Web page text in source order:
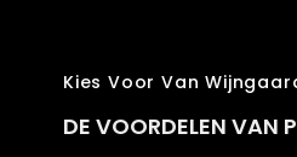
Kies Voor Van
DE VOORDELEN VAN